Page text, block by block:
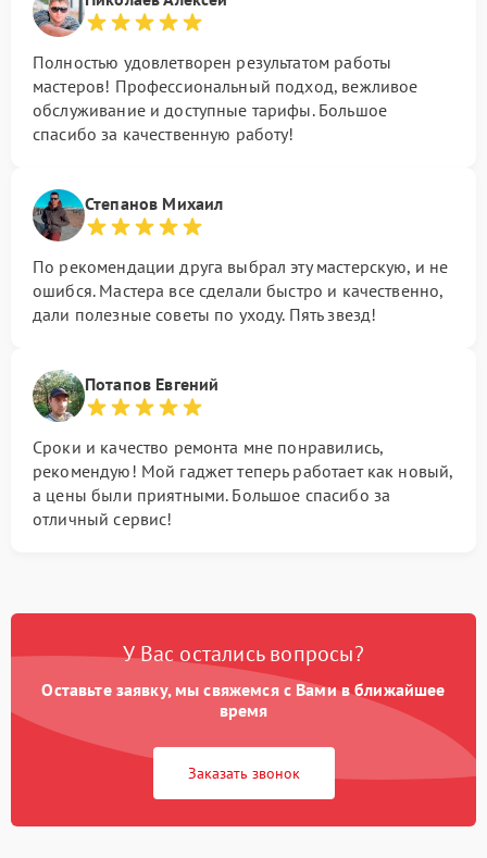
Полностью удовлетворен результатом работы
мастеров! Профессиональный подход, вежливое
обслуживание и доступные тарифы. Большое
спасибо за качественную работу!
Степанов Михаил
По рекомендации друга выбрал эту мастерскую, и не
ошибся. Мастера все сделали быстро и качественно,
дали полезные советы по уходу. Пять звезд!
Потапов Евгений
Сроки и качество ремонта мне понравились,
рекомендую! Мой гаджет теперь работает как новый,
а цены были приятными. Большое спасибо за
отличный сервис!
У Вас остались вопросы?
Оставьте заявку, мы свяжемся с Вами в ближайшее
время
Заказать звонок